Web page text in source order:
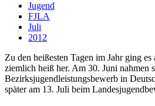
Jugend
FJLA
Juli
2012
Zu den heißesten Tagen im Jahr ging es
ziemlich heiß her. Am 30. Juni nahmen
Bezirksjugendleistungsbewerb in
später am 13. Juli beim